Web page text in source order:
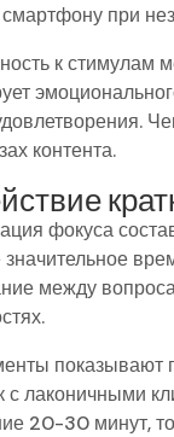
смартфону при
к стимулам
контента.
фокуса
значительное
между
показывают
с лаконичными
20-30 минут,